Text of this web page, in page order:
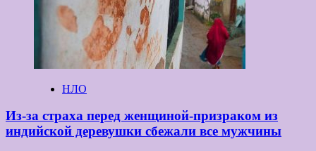
НЛО
Из-за страха перед женщиной-призраком из
индийской деревушки сбежали все мужчины